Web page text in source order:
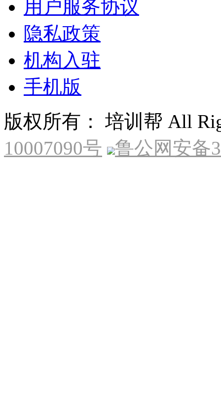
用户服务协议
隐私政策
机构入驻
手机版
版权所有： 培训帮 All
10007090号
鲁公网安备